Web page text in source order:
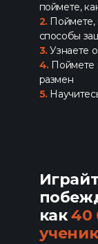
поймете,
2.Поймете,
способы
3.Узнаете
4.Поймете
размен
5.
как40